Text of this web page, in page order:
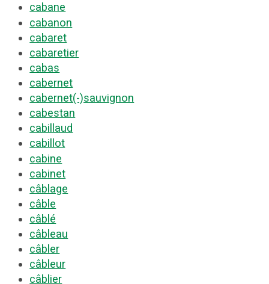
cabane
cabanon
cabaret
cabaretier
cabas
cabernet
cabernet(-)sauvignon
cabestan
cabillaud
cabillot
cabine
cabinet
câblage
câble
câblé
câbleau
câbler
câbleur
câblier